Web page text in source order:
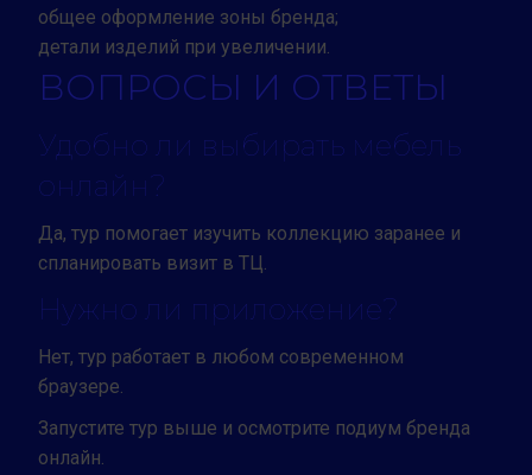
общее оформление зоны бренда;
детали изделий при увеличении.
ВОПРОСЫ И ОТВЕТЫ
Удобно ли выбирать мебель
онлайн?
Да, тур помогает изучить коллекцию заранее и
спланировать визит в ТЦ.
Нужно ли приложение?
Нет, тур работает в любом современном
браузере.
Запустите тур выше и осмотрите подиум бренда
онлайн.